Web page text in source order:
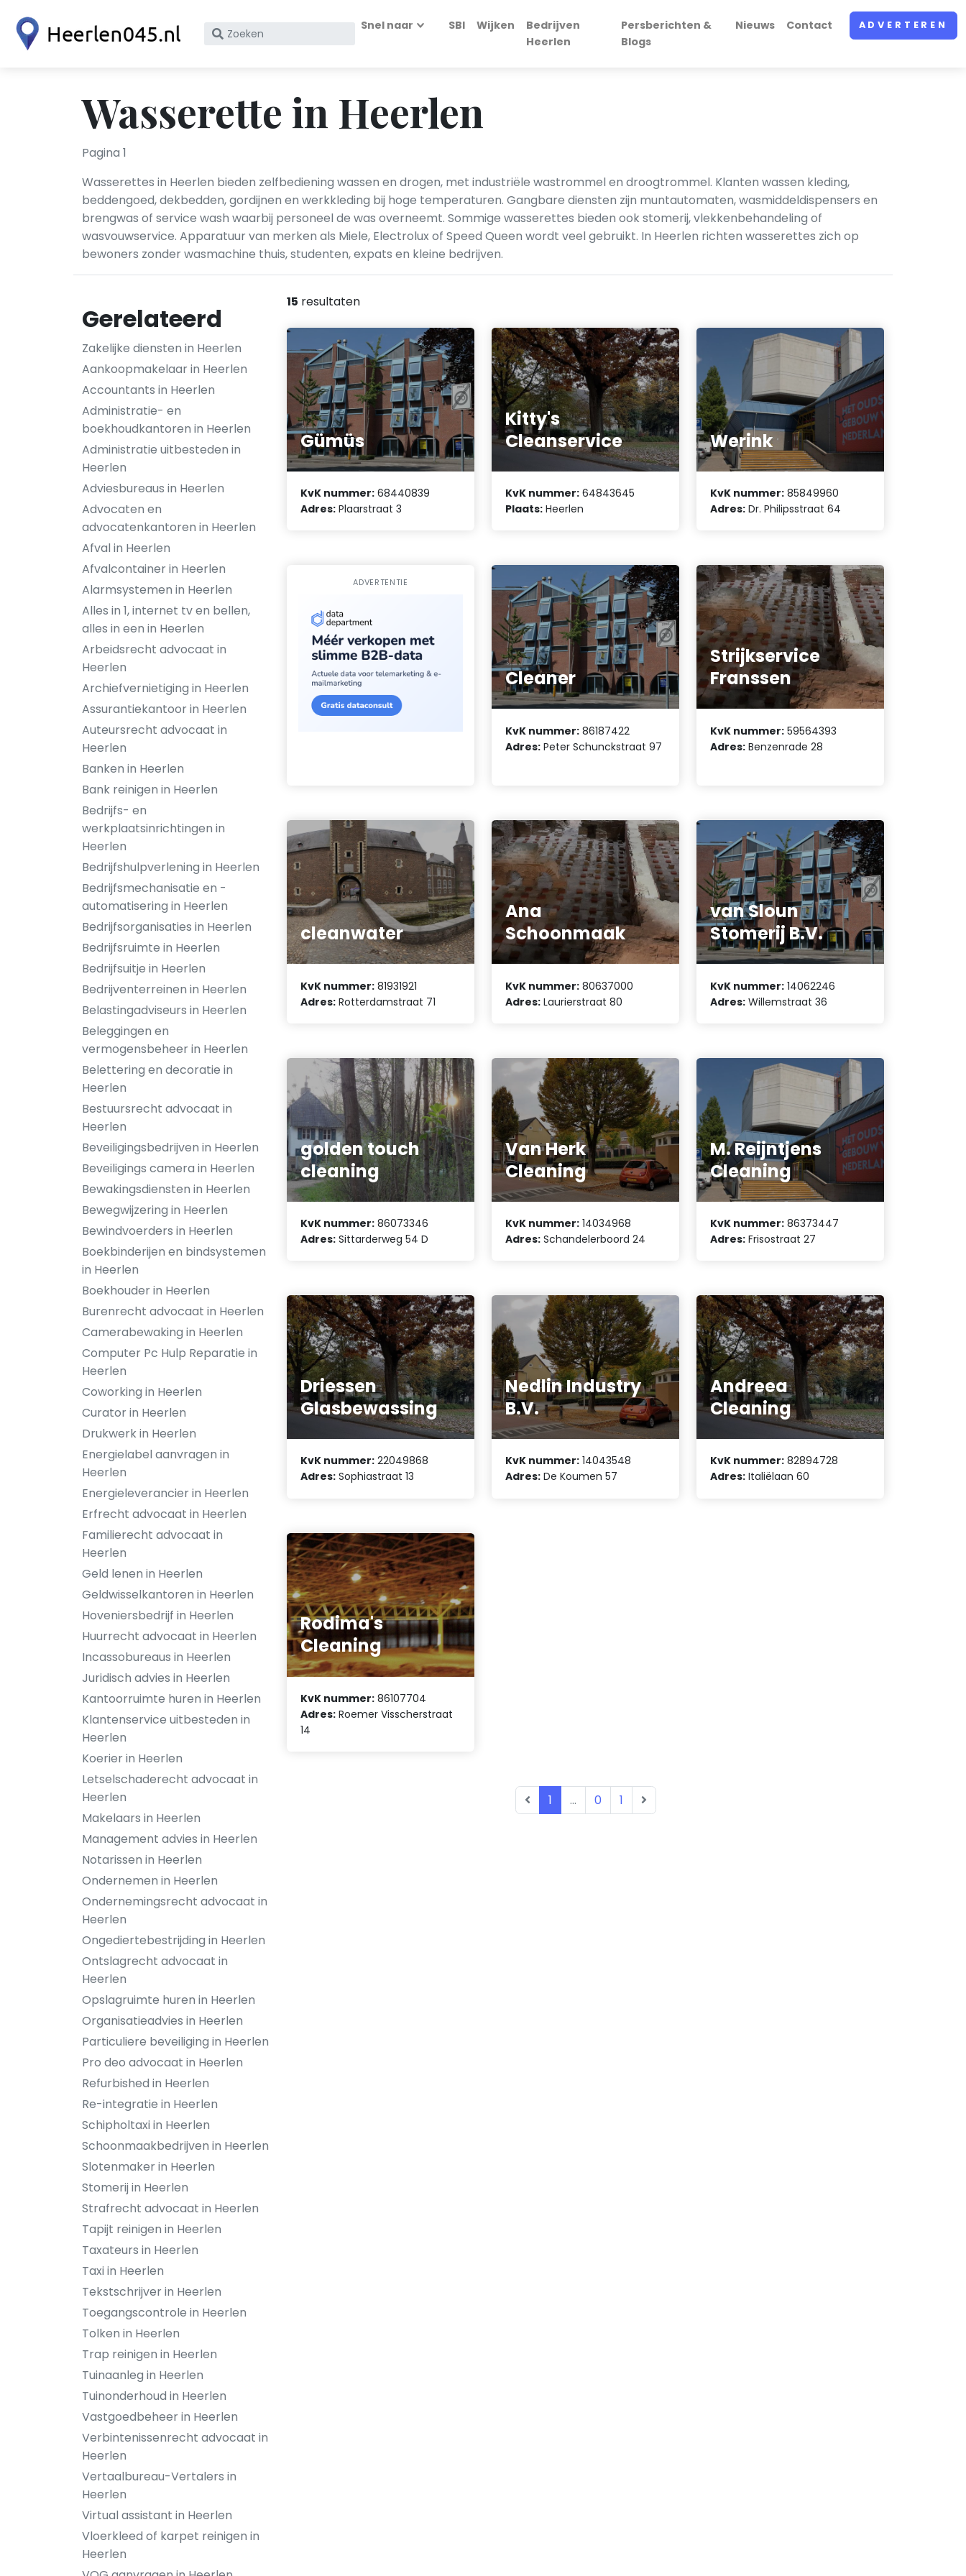
Zoek
KvK
nummer
Snel naar SBI Wijken
Bedrijven
Heerlen
Persberichten &
Blogs
Nieuws Contact ADVERTEREN
Wasserette in Heerlen
Pagina 1
Wasserettes in Heerlen bieden zelfbediening wassen en drogen, met industriële wastrommel en droogtrommel. Klanten wassen kleding,
beddengoed, dekbedden, gordijnen en werkkleding bij hoge temperaturen. Gangbare diensten zijn muntautomaten, wasmiddeldispensers en
brengwas of service wash waarbij personeel de was overneemt. Sommige wasserettes bieden ook stomerij, vlekkenbehandeling of
wasvouwservice. Apparatuur van merken als Miele, Electrolux of Speed Queen wordt veel gebruikt. In Heerlen richten wasserettes zich op
bewoners zonder wasmachine thuis, studenten, expats en kleine bedrijven.
Gerelateerd
Zakelijke diensten in Heerlen
Aankoopmakelaar in Heerlen
Accountants in Heerlen
Administratie- en
boekhoudkantoren in Heerlen
Administratie uitbesteden in
Heerlen
Adviesbureaus in Heerlen
Advocaten en
advocatenkantoren in Heerlen
Afval in Heerlen
Afvalcontainer in Heerlen
Alarmsystemen in Heerlen
Alles in 1, internet tv en bellen,
alles in een in Heerlen
Arbeidsrecht advocaat in
Heerlen
Archiefvernietiging in Heerlen
Assurantiekantoor in Heerlen
Auteursrecht advocaat in
Heerlen
Banken in Heerlen
Bank reinigen in Heerlen
Bedrijfs- en
werkplaatsinrichtingen in
Heerlen
Bedrijfshulpverlening in Heerlen
Bedrijfsmechanisatie en -
automatisering in Heerlen
Bedrijfsorganisaties in Heerlen
Bedrijfsruimte in Heerlen
Bedrijfsuitje in Heerlen
Bedrijventerreinen in Heerlen
Belastingadviseurs in Heerlen
Beleggingen en
vermogensbeheer in Heerlen
Belettering en decoratie in
Heerlen
Bestuursrecht advocaat in
Heerlen
Beveiligingsbedrijven in Heerlen
Beveiligings camera in Heerlen
Bewakingsdiensten in Heerlen
Bewegwijzering in Heerlen
Bewindvoerders in Heerlen
Boekbinderijen en bindsystemen
in Heerlen
Boekhouder in Heerlen
Burenrecht advocaat in Heerlen
Camerabewaking in Heerlen
Computer Pc Hulp Reparatie in
Heerlen
Coworking in Heerlen
Curator in Heerlen
Drukwerk in Heerlen
Energielabel aanvragen in
Heerlen
Energieleverancier in Heerlen
Erfrecht advocaat in Heerlen
Familierecht advocaat in
Heerlen
Geld lenen in Heerlen
Geldwisselkantoren in Heerlen
Hoveniersbedrijf in Heerlen
Huurrecht advocaat in Heerlen
Incassobureaus in Heerlen
Juridisch advies in Heerlen
Kantoorruimte huren in Heerlen
Klantenservice uitbesteden in
Heerlen
Koerier in Heerlen
Letselschaderecht advocaat in
Heerlen
Makelaars in Heerlen
Management advies in Heerlen
Notarissen in Heerlen
Ondernemen in Heerlen
Ondernemingsrecht advocaat in
Heerlen
Ongediertebestrijding in Heerlen
Ontslagrecht advocaat in
Heerlen
Opslagruimte huren in Heerlen
Organisatieadvies in Heerlen
Particuliere beveiliging in Heerlen
Pro deo advocaat in Heerlen
Refurbished in Heerlen
Re-integratie in Heerlen
Schipholtaxi in Heerlen
Schoonmaakbedrijven in Heerlen
Slotenmaker in Heerlen
Stomerij in Heerlen
Strafrecht advocaat in Heerlen
Tapijt reinigen in Heerlen
Taxateurs in Heerlen
Taxi in Heerlen
Tekstschrijver in Heerlen
Toegangscontrole in Heerlen
Tolken in Heerlen
Trap reinigen in Heerlen
Tuinaanleg in Heerlen
Tuinonderhoud in Heerlen
Vastgoedbeheer in Heerlen
Verbintenissenrecht advocaat in
Heerlen
Vertaalbureau-Vertalers in
Heerlen
Virtual assistant in Heerlen
Vloerkleed of karpet reinigen in
Heerlen
15 resultaten
Gümüs
KvK nummer: 68440839
Adres: Plaarstraat 3
Kitty's
Cleanservice
KvK nummer: 64843645
Plaats: Heerlen
Werink
KvK nummer: 85849960
Adres: Dr. Philipsstraat 64
ADVERTENTIE
Cleaner
KvK nummer: 86187422
Adres: Peter Schunckstraat 97
Strijkservice
Franssen
KvK nummer: 59564393
Adres: Benzenrade 28
cleanwater
KvK nummer: 81931921
Adres: Rotterdamstraat 71
Ana
Schoonmaak
KvK nummer: 80637000
Adres: Laurierstraat 80
van Sloun
Stomerij B.V.
KvK nummer: 14062246
Adres: Willemstraat 36
golden touch
cleaning
KvK nummer: 86073346
Adres: Sittarderweg 54 D
Van Herk
Cleaning
KvK nummer: 14034968
Adres: Schandelerboord 24
M. Reijntjens
Cleaning
KvK nummer: 86373447
Adres: Frisostraat 27
Driessen
Glasbewassing
KvK nummer: 22049868
Adres: Sophiastraat 13
Nedlin Industry
B.V.
KvK nummer: 14043548
Adres: De Koumen 57
Andreea
Cleaning
KvK nummer: 82894728
Adres: Italiëlaan 60
Rodima's
Cleaning
KvK nummer: 86107704
Adres: Roemer Visscherstraat
14
1 ... 0 1